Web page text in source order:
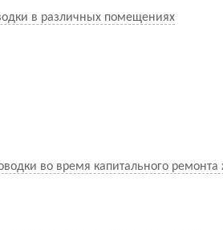
в различных помещениях
во время капитального ремонта